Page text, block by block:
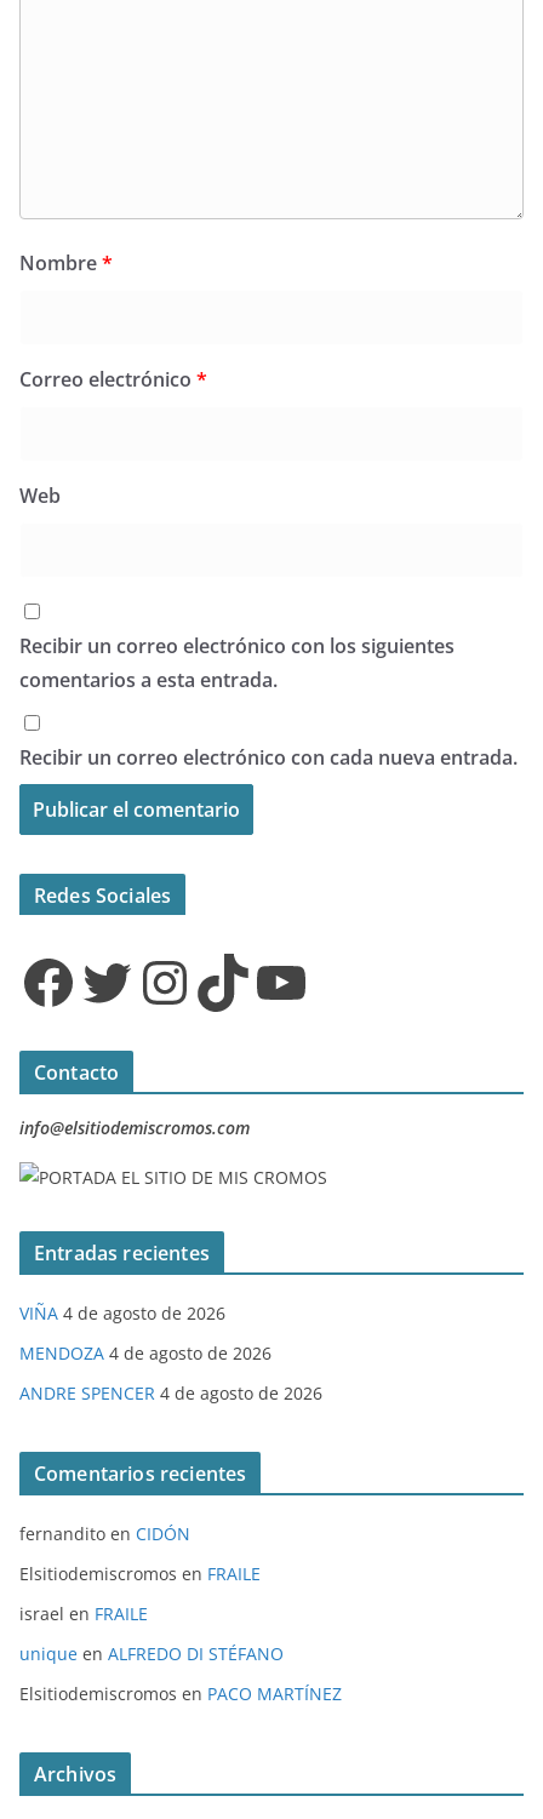
Nombre*
Correo electrónico *
Web
Recibir un correo electrónico con los siguientes
comentarios a esta entrada.
Recibir un correo electrónico con cada nueva entrada.
Redes Sociales
Facebook Twitter InstagramTikTok YouTube
Contacto
info@elsitiodemiscromos.com
Entradas recientes
VIÑA 4 de agosto de 2026
MENDOZA 4 de agosto de 2026
ANDRE SPENCER 4 de agosto de 2026
Comentarios recientes
fernandito en CIDÓN
Elsitiodemiscromos en FRAILE
israel en FRAILE
unique en ALFREDO DI STÉFANO
Elsitiodemiscromos en PACO MARTÍNEZ
Archivos